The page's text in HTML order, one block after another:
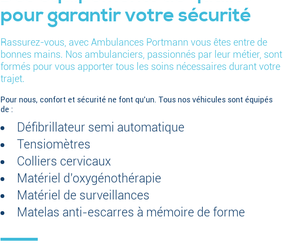
pour garantir votre sécurité
Rassurez-vous, avec Ambulances Portmann vous êtes entre de
bonnes mains. Nos ambulanciers, passionnés par leur métier, sont
formés pour vous apporter tous les soins nécessaires durant votre
trajet.
Pour nous, confort et sécurité ne font qu’un. Tous nos véhicules sont équipés
de :
Défibrillateur semi automatique
Tensiomètres
Colliers cervicaux
Matériel d’oxygénothérapie
Matériel de surveillances
Matelas anti-escarres à mémoire de forme